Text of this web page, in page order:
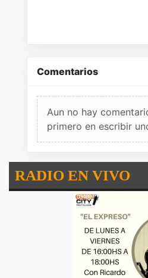
Comentarios
Aun no hay
primero en escribir
RADIO EN VIVO